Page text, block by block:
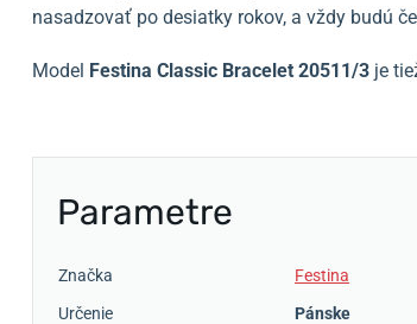
nasadzovať po desiatky rokov, a vždy budú
Model Festina Classic Bracelet 20511/3 je
Parametre
Značka
Festina
Určenie
Pánske